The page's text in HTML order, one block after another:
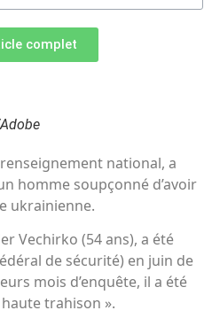
complet
renseignement national, a
homme soupçonné d’avoir
ukrainienne.
Vechirko (54 ans), a été
de sécurité) en juin de
mois d’enquête, il a été
trahison ».